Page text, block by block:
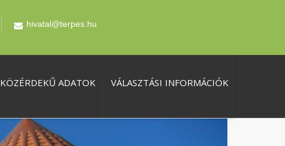
hivatal@terpes.hu
KÖZÉRDEKŰ ADATOK VÁLASZTÁSI INFORMÁCIÓK